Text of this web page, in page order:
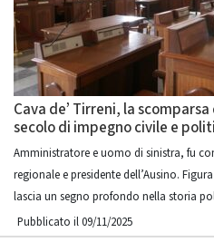
Cava de’ Tirreni, la
secolo di impegno civile e
Amministratore e uomo di sinistra, fu
regionale e presidente dell’Ausino.
lascia un segno profondo nella storia
Pubblicato il 09/11/2025